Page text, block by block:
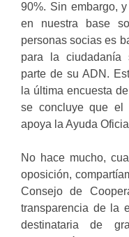
90%. Sin embargo,
en nuestra base
personas socias es
para la ciudadanía
parte de su ADN.
la última encuesta
se concluye que el
apoya la Ayuda
No hace mucho,
oposición,
Consejo de
transparencia de la
destinataria de